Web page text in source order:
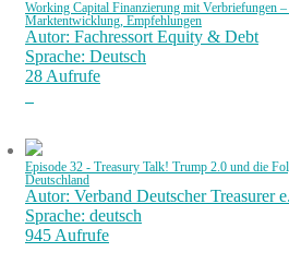
Working Capital Finanzierung mit Verbriefungen –
Marktentwicklung, Empfehlungen
Autor: Fachressort Equity & Debt
Sprache: Deutsch
28 Aufrufe
Episode 32 - Treasury Talk! Trump 2.0 und die
Deutschland
Autor: Verband Deutscher Treasurer
Sprache: deutsch
945 Aufrufe